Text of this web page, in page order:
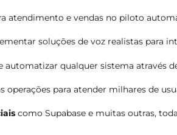
atendimento e vendas no piloto
soluções de voz realistas para
qualquer sistema através
operações para atender milhares de
como Supabase e muitas outras,